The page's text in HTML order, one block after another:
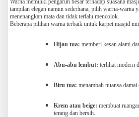
Warna memiliki pengaruh besar terhadap suasana
tampilan elegan namun sederhana, pilih warna-warna
menenangkan mata dan tidak terlalu mencolok.
Beberapa pilihan warna terbaik untuk karpet masjid
Hijau tua: memberi kesan alami
Abu-abu lembut: terlihat modern
Biru tua: menambah nuansa
Krem atau beige: membuat
terang dan bersih.